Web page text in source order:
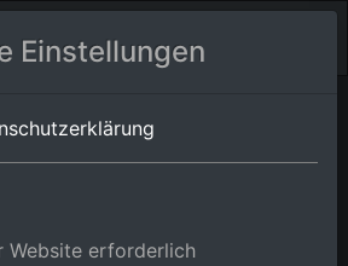
Baden-Württemberg
von
in Baden-
Einstellungen
Website erforderlich